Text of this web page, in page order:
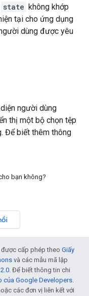
state không khớp
tại cho ứng dụng
dùng được yêu
người dùng
thị một bộ chọn tệp
Để biết thêm thông
bạn không?
cấp phép theo Giấy
và các mẫu mã lập
. Để biết thông tin chi
của Google Developers.
các đơn vị liên kết với